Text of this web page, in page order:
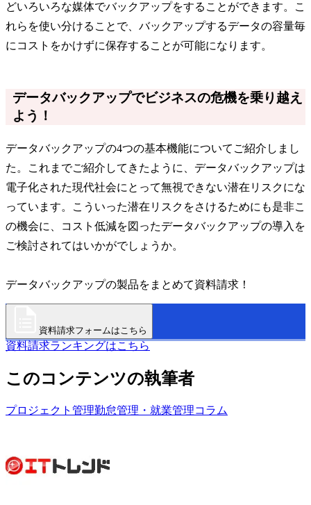
どいろいろな媒体でバックアップをすることができます。こ
れらを使い分けることで、バックアップするデータの容量毎
にコストをかけずに保存することが可能になります。
データバックアップでビジネスの危機を乗り越え
よう！
データバックアップの4つの基本機能についてご紹介しまし
た。これまでご紹介してきたように、データバックアップは
電子化された現代社会にとって無視できない潜在リスクにな
っています。こういった潜在リスクをさけるためにも是非こ
の機会に、コスト低減を図ったデータバックアップの導入を
ご検討されてはいかがでしょうか。
データバックアップの製品をまとめて資料請求！
資料請求フォームはこちら
資料請求ランキングはこちら
このコンテンツの執筆者
プロジェクト管理勤怠管理・就業管理コラム